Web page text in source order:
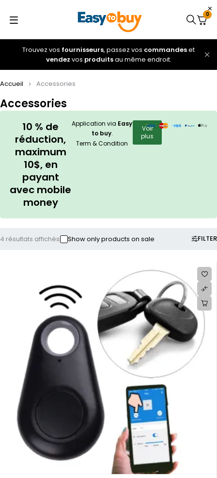
Trouvez vos fournisseurs, passez vos commandeset
vendez vos produitsau même endroit.
0
Accessories
Accueil Accessories
10 % de
réduction,
maximum
10$, en
payant
avec mobile
money
Voir
plus
Application via Easy
to buy.
Term & Condition
FILTER
4 résultats affichés Show only products on sale